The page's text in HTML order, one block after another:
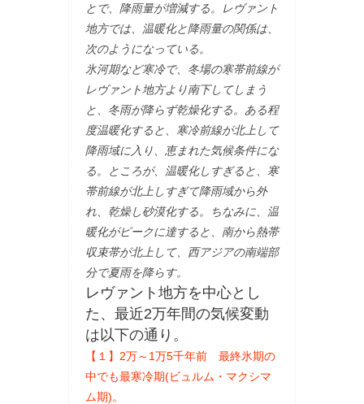
とで、降雨量が増減する。レヴァント
地方では、温暖化と降雨量の関係は、
次のようになっている。
氷河期など寒冷で、冬場の寒帯前線が
レヴァント地方より南下してしまう
と、冬雨が降らず乾燥化する。ある程
度温暖化すると、寒冷前線が北上して
降雨域に入り、恵まれた気候条件にな
る。ところが、温暖化しすぎると、寒
帯前線が北上しすぎて降雨域から外
れ、乾燥し砂漠化する。ちなみに、温
暖化がピークに達すると、南から熱帯
収束帯が北上して、西アジアの南端部
分で夏雨を降らす。
レヴァント地方を中心とし
た、最近2万年間の気候変動
は以下の通り。
【１】2万～1万5千年前 最終氷期の
中でも最寒冷期(ビュルム・マクシマ
ム期)。